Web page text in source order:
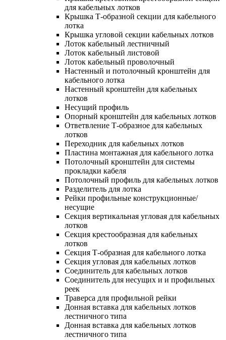
для кабельных лотков
Крышка Т-образной секции для кабельного
лотка
Крышка угловой секции кабельных лотков
Лоток кабельный лестничный
Лоток кабельный листовой
Лоток кабельный проволочный
Настенный и потолочный кронштейн для
кабельного лотка
Настенный кронштейн для кабельных
лотков
Несущий профиль
Опорный кронштейн для кабельных лотков
Ответвление Т-образное для кабельных
лотков
Переходник для кабельных лотков
Пластина монтажная для кабельного лотка
Потолочный кронштейн для системы
прокладки кабеля
Потолочный профиль для кабельных лотков
Разделитель для лотка
Рейки профильные конструкционные/
несущие
Секция вертикальная угловая для кабельных
лотков
Секция крестообразная для кабельных
лотков
Секция Т-образная для кабельного лотка
Секция угловая для кабельных лотков
Соединитель для кабельных лотков
Соединитель для несущих и и профильных
реек
Траверса для профильной рейки
Донная вставка для кабельных лотков
лестничного типа
Донная вставка для кабельных лотков
лестничного типа